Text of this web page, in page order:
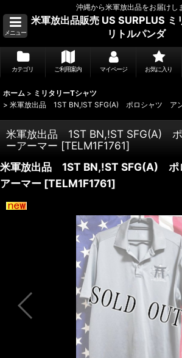
沖縄から米軍放出品をお届けし
メニュー
米軍放出品販売 US SURPLUS ミ
リトルパンダ
カテゴリ ご利用案内 マイページ お気に入り
ホーム > ミリタリーTシャツ
> 米軍放出品 1ST BN,!ST SFG(A) ポロシャツ ア
米軍放出品 1ST BN,!ST SFG(A)
ーアーマー [TELM1F1761]
米軍放出品 1ST BN,!ST SFG(A) ポ
アーマー [TELM1F1761]